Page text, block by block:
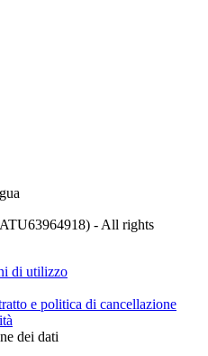
- All rights
di utilizzo
e politica di cancellazione
dei dati